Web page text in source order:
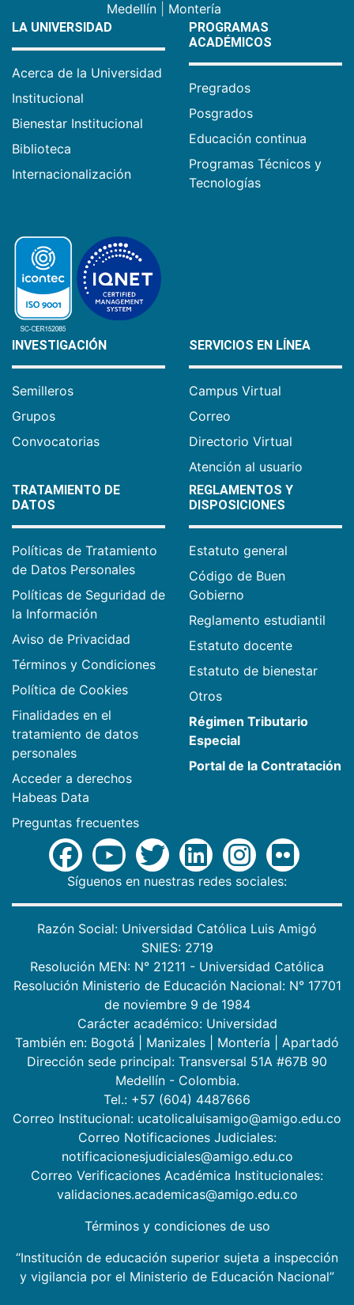
Medellín
Montería
LA UNIVERSIDAD
Acerca de la Universidad
Institucional
Bienestar Institucional
Biblioteca
Internacionalización
PROGRAMAS
ACADÉMICOS
Pregrados
Posgrados
Educación continua
Programas Técnicos y
Tecnologías
INVESTIGACIÓN
Semilleros
Grupos
Convocatorias
SERVICIOS EN LÍNEA
Campus Virtual
Correo
Directorio Virtual
Atención al usuario
TRATAMIENTO DE
DATOS
Políticas de Tratamiento
de Datos Personales
Políticas de Seguridad de
la Información
Aviso de Privacidad
Términos y Condiciones
Política de Cookies
Finalidades en el
tratamiento de datos
personales
Acceder a derechos
Habeas Data
Preguntas frecuentes
REGLAMENTOS Y
DISPOSICIONES
Estatuto general
Código de Buen
Gobierno
Reglamento estudiantil
Estatuto docente
Estatuto de bienestar
Otros
Régimen Tributario
Especial
Portal de la Contratación
Síguenos en nuestras redes sociales:
Razón Social: Universidad Católica Luis Amigó
SNIES: 2719
Resolución MEN: N° 21211 - Universidad Católica
Resolución Ministerio de Educación Nacional: N° 17701
de noviembre 9 de 1984
Carácter académico: Universidad
También en: Bogotá Manizales Montería
Apartadó
Dirección sede principal: Transversal 51A #67B 90
Medellín - Colombia.
Tel.: +57 (604) 4487666
Correo Institucional: ucatolicaluisamigo@amigo.edu.co
Correo Notificaciones Judiciales:
notificacionesjudiciales@amigo.edu.co
Correo Verificaciones Académica Institucionales:
validaciones.academicas@amigo.edu.co
Términos y condiciones de uso
“Institución de educación superior sujeta a inspección
y vigilancia por el Ministerio de Educación Nacional”